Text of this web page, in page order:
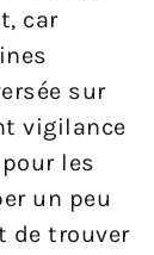
car
sur
vigilance
les
un peu
de trouver